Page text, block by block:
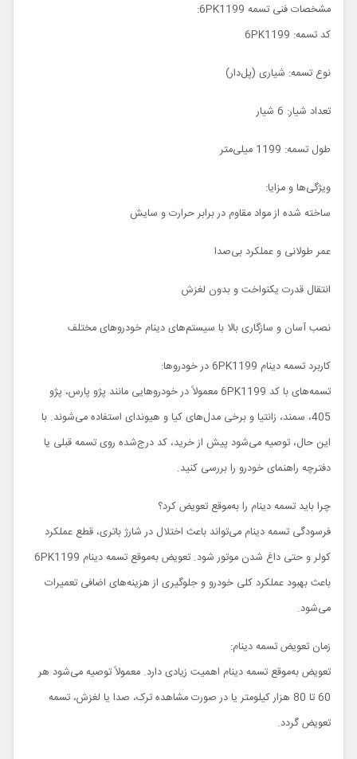
مشخصات فنی تسمه 6PK1199:
کد تسمه: 6PK1199
نوع تسمه: شیاری (پل‌دار)
تعداد شیار: 6 شیار
طول تسمه: 1199 میلی‌متر
ویژگی‌ها و مزایا:
ساخته شده از مواد مقاوم در برابر حرارت و سایش
عمر طولانی و عملکرد بی‌صدا
انتقال قدرت یکنواخت و بدون لغزش
نصب آسان و سازگاری بالا با سیستم‌های دینام خودروهای مختلف
کاربرد تسمه دینام 6PK1199 در خودروها:
تسمه‌های با کد 6PK1199 معمولاً در خودروهایی مانند پژو پارس، پژو
405، سمند، زانتیا و برخی مدل‌های کیا و هیوندای استفاده می‌شوند. با
این حال، توصیه می‌شود پیش از خرید، کد درج‌شده روی تسمه قبلی یا
دفترچه راهنمای خودرو را بررسی کنید.
چرا باید تسمه دینام را به‌موقع تعویض کرد؟
فرسودگی تسمه دینام می‌تواند باعث اختلال در شارژ باتری، قطع عملکرد
کولر و حتی داغ شدن موتور شود. تعویض به‌موقع تسمه دینام 6PK1199
باعث بهبود عملکرد کلی خودرو و جلوگیری از هزینه‌های اضافی تعمیرات
می‌شود.
زمان تعویض تسمه دینام:
تعویض به‌موقع تسمه دینام اهمیت زیادی دارد. معمولاً توصیه می‌شود هر
60 تا 80 هزار کیلومتر یا در صورت مشاهده ترک، صدا یا لغزش، تسمه
تعویض گردد.